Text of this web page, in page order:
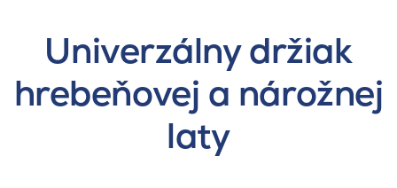
Univerzálny držiak
hrebeňovej a nárožnej
laty